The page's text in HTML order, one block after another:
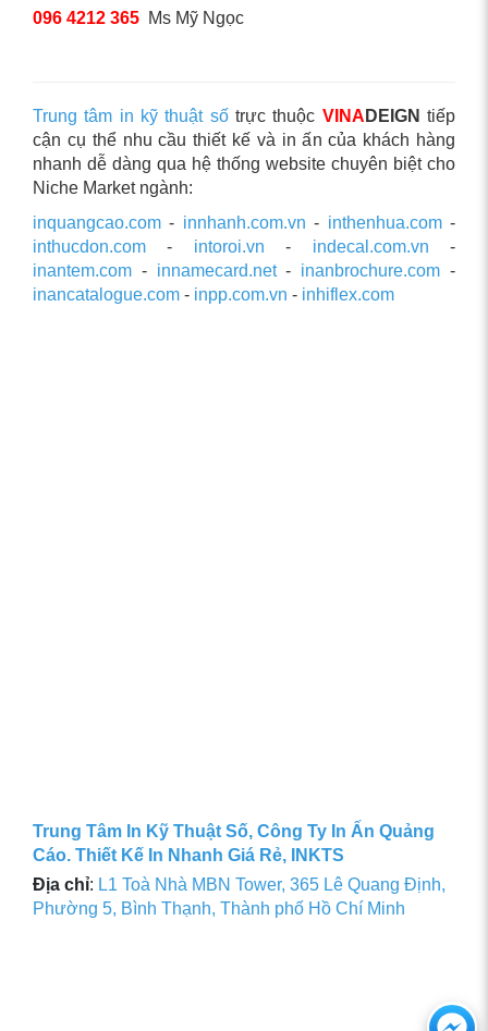
096 4212 365 Ms Mỹ Ngọc
Trung tâm in kỹ thuật sốtrực thuộc VINA DEIGN tiếp
cận cụ thể nhu cầu thiết kế và in ấn của khách hàng
nhanh dễ dàng qua hệ thống website chuyên biệt cho
Niche Market ngành:
inquangcao.com - innhanh.com.vn - inthenhua.com-
inthucdon.com - intoroi.vn - indecal.com.vn -
inantem.com - innamecard.net- inanbrochure.com -
inancatalogue.com - inpp.com.vn - inhiflex.com
Trung Tâm In Kỹ Thuật Số, Công Ty In Ấn Quảng
Cáo. Thiết Kế In Nhanh Giá Rẻ, INKTS
Địa chỉ: L1 Toà Nhà MBN Tower, 365 Lê Quang Định,
Phường 5, Bình Thạnh, Thành phố Hồ Chí Minh